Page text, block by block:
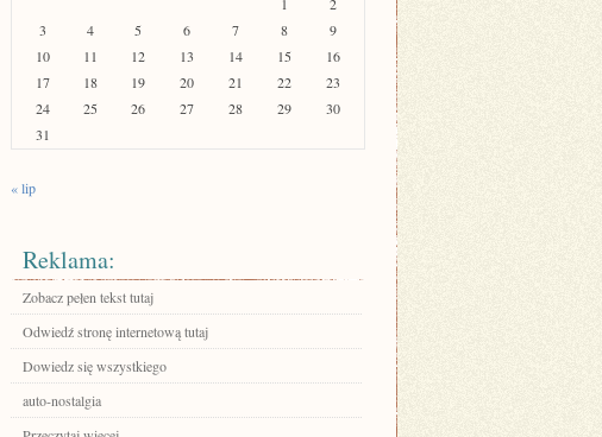
3
4 5 6 7 8
9
10
11 12 13 14 15
16
17
18 19 20 21 22
23
24
25 26 27 28 29
30
31
« lip
Reklama:
Zobacz pełen tekst tutaj
Odwiedź stronę internetową tutaj
Dowiedz się wszystkiego
auto-nostalgia